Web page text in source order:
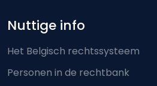
Nuttige info
Het Belgisch rechtssysteem
Personen in de rechtbank